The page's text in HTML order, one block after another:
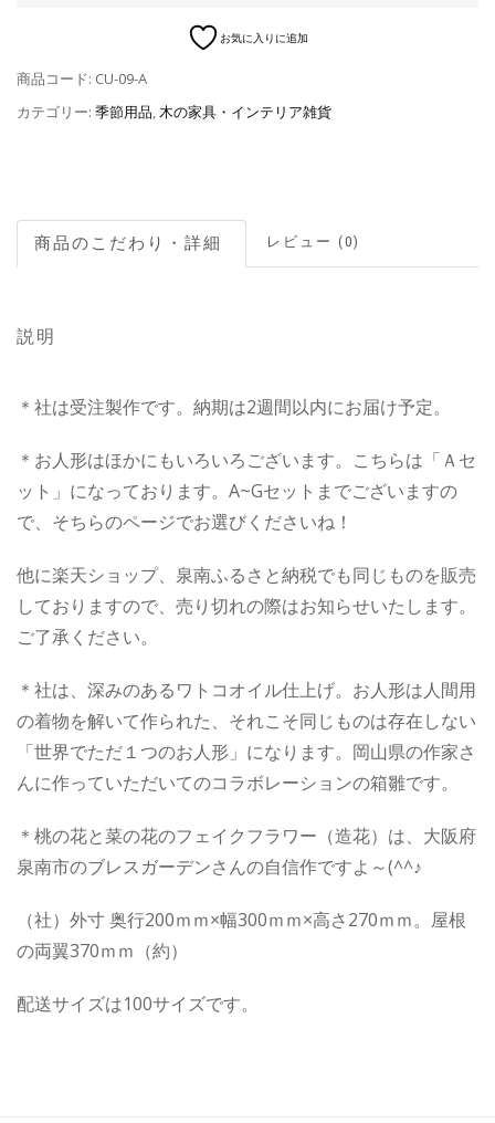
お気に入りに追加
商品コード: CU-09-A
カテゴリー: 季節用品,木の家具・インテリア雑貨
レビュー (0)
説明
＊社は受注製作です。納期は2週間以内にお届け予定。
＊お人形はほかにもいろいろございます。こちらは「Ａセ
ット」になっております。A~Gセットまでございますの
で、そちらのページでお選びくださいね！
他に楽天ショップ、泉南ふるさと納税でも同じものを販売
しておりますので、売り切れの際はお知らせいたします。
ご了承ください。
＊社は、深みのあるワトコオイル仕上げ。お人形は人間用
の着物を解いて作られた、それこそ同じものは存在しない
「世界でただ１つのお人形」になります。岡山県の作家さ
んに作っていただいてのコラボレーションの箱雛です。
＊桃の花と菜の花のフェイクフラワー（造花）は、大阪府
泉南市のブレスガーデンさんの自信作ですよ～(^^♪
（社）外寸 奥行200ｍｍ×幅300ｍｍ×高さ270ｍｍ。屋根
の両翼370ｍｍ（約）
配送サイズは100サイズです。